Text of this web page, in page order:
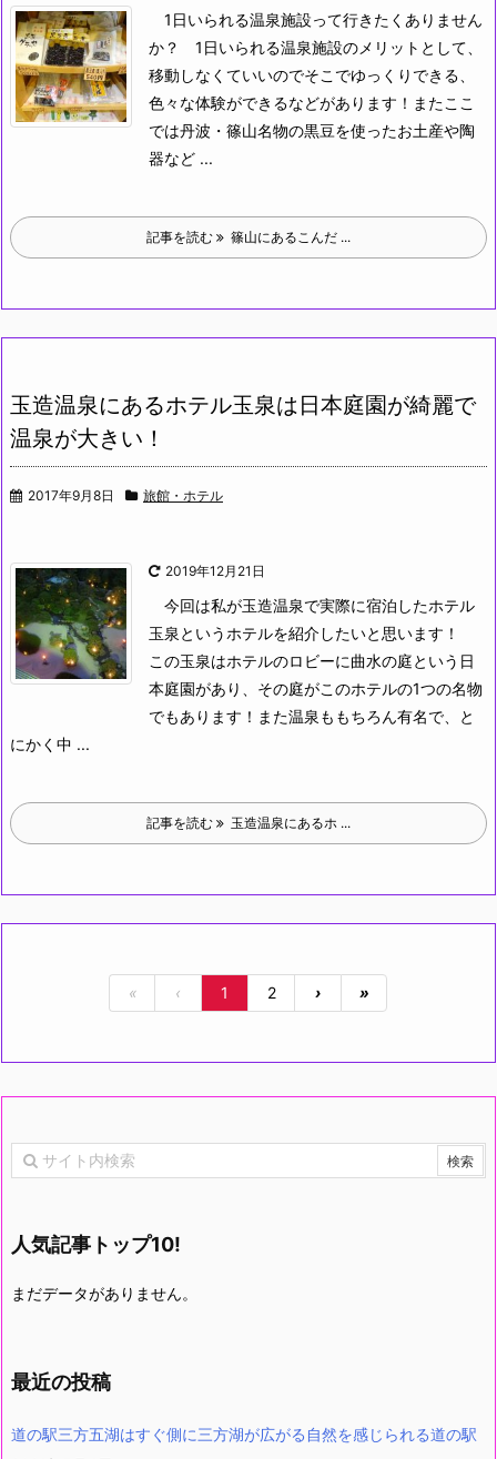
1日いられる温泉施設って行きたくありません
か？
1日いられる温泉施設のメリットとして、
移動しなくていいのでそこでゆっくりできる、
色々な体験ができるなどがあります！またここ
では丹波・篠山名物の黒豆を使ったお土産や陶
器など ...
記事を読む 篠山にあるこんだ ...
玉造温泉にあるホテル玉泉は日本庭園が綺麗で
温泉が大きい！
2017年9月8日 旅館・ホテル
2019年12月21日
今回は私が玉造温泉で実際に宿泊したホテル
玉泉というホテルを紹介したいと思います！
この玉泉はホテルのロビーに曲水の庭という日
本庭園があり、その庭がこのホテルの1つの名物
でもあります！また温泉ももちろん有名で、と
にかく中 ...
記事を読む 玉造温泉にあるホ ...
« ‹ 1 2 › »
人気記事トップ10!
まだデータがありません。
最近の投稿
道の駅三方五湖はすぐ側に三方湖が広がる自然を感じられる道の駅